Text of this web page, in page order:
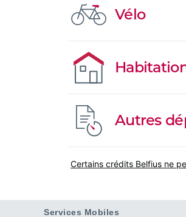
Vélo
Autres
Certains crédits Belfius ne
Services Mobiles